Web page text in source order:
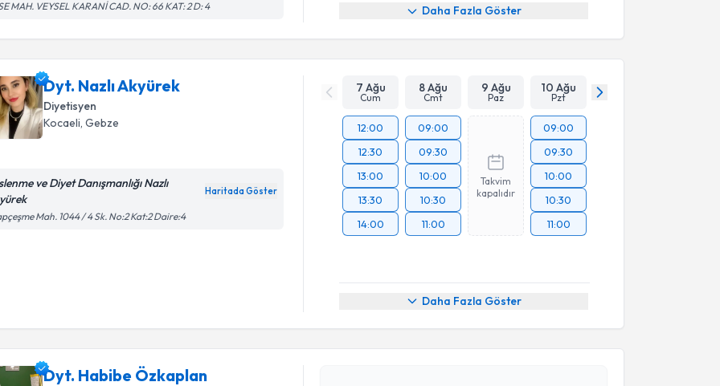
MAH. VEYSEL KARANİ CAD. NO: 66 KAT: 2 D: 4 Daha Fazla Göster
Dyt. Nazlı Akyürek
Diyetisyen
Kocaeli , Gebze
ve Diyet Danışmanlığı Nazlı
Haritada Göster
Mah. 1044 / 4 Sk. No:2 Kat:2 Daire:4
7 Ağu
Cum
8 Ağu
Cmt
9 Ağu
Paz
10 Ağu
Pzt
12:00
12:30
13:00
13:30
14:00
09:00
09:30
10:00
10:30
11:00
Takvim
kapalıdır
09:00
09:30
10:00
10:30
11:00
Daha Fazla Göster
Dyt. Habibe Özkaplan